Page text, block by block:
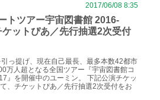
2017/06/08 8:35
トツアー宇宙図書館 2016-
ットぴあ／先行抽選2次受付
っ提げ、現在自己最長、最多本数42都市
万人超となる全国ツアー『宇宙図書館コ
』を開催中のユーミン。 下記公演チケッ
、チケットぴあ／先行抽選2次受付をお